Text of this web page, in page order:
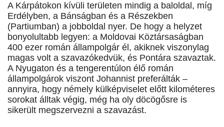
A Kárpátokon kívüli területen mindig a baloldal, míg
Erdélyben, a Bánságban és a Részekben
(Partiumban) a jobboldal nyer. De hogy a helyzet
bonyolultabb legyen: a Moldovai Köztársaságban
400 ezer román állampolgár él, akiknek viszonylag
magas volt a szavazókedvük, és Pontára szavaztak.
A Nyugaton és a tengerentúlon élő román
állampolgárok viszont Johannist preferálták –
annyira, hogy némely külképviselet előtt kilométeres
sorokat álltak végig, még ha oly döcögősre is
sikerült megszervezni a szavazást.